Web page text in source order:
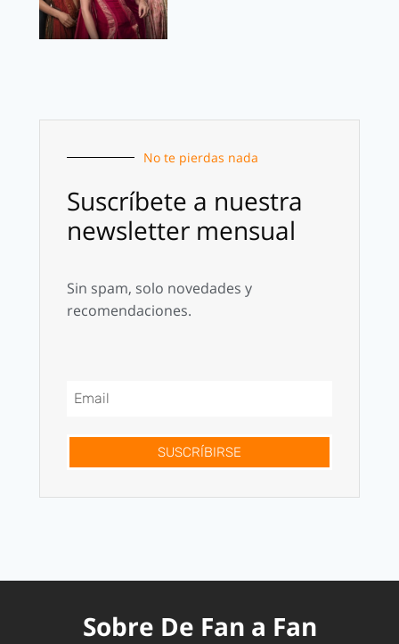
No te pierdas nada
Suscríbete a nuestra
newsletter mensual
Sin spam, solo novedades y
recomendaciones.
SUSCRÍBIRSE
Sobre De Fan a Fan